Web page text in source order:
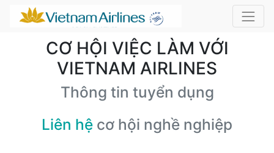
CƠ HỘI VIỆC LÀM VỚI
VIETNAM AIRLINES
Thông tin tuyển dụng
Liên hệ cơ hội nghề nghiệp